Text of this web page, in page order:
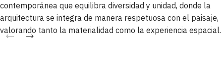
contemporánea que equilibra diversidad y unidad, donde la
arquitectura se integra de manera respetuosa con el paisaje,
valorando tanto la materialidad como la experiencia espacial.